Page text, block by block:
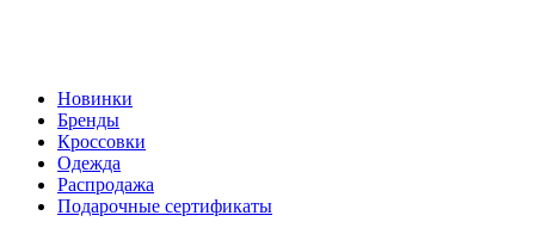
Новинки
Бренды
Кроссовки
Одежда
Распродажа
Подарочные сертификаты